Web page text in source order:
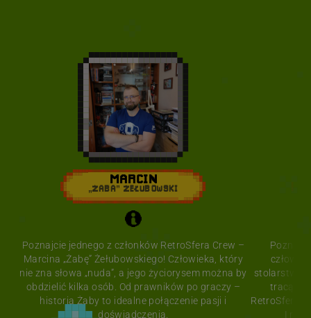
MARCIN
„ŻABA” ŻEŁUBOWSKI
Poznajcie jednego z członków RetroSfera Crew –
Marcina „Żabę” Żełubowskiego! Człowieka, który
nie zna słowa „nuda”, a jego życiorysem można by
obdzielić kilka osób. Od prawników po graczy –
historia Żaby to idealne połączenie pasji i
doświadczenia.
stolarstwo
tracąc
RetroSferę
I robi